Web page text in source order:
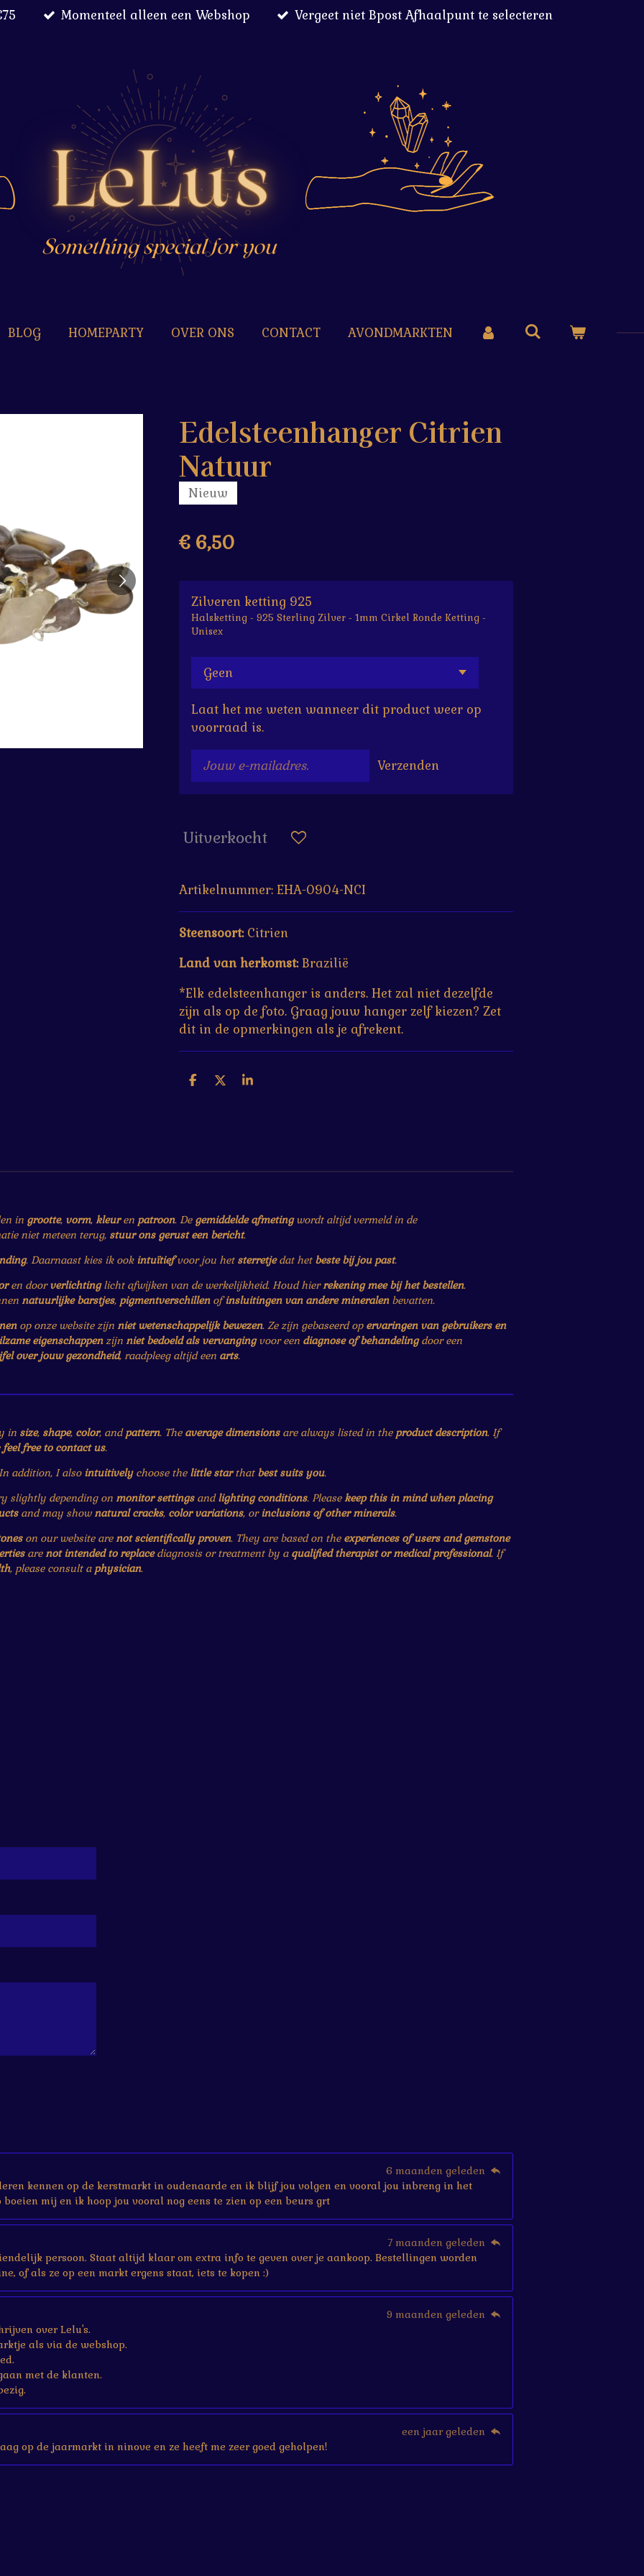
Momenteel alleen een Webshop Vergeet niet Bpost Afhaalpunt te selecteren
BLOG HOMEPARTY OVER ONS CONTACT AVONDMARKTEN
Edelsteenhanger Citrien
Natuur
Nieuw
€ 6,50
Zilveren ketting 925
Halsketting - 925 Sterling Zilver - 1mm Cirkel Ronde Ketting -
Unisex
Laat het me weten wanneer dit product weer op
voorraad is.
Verzenden
Uitverkocht
Artikelnummer: EHA-0904-NCI
Steensoort: Citrien
Land van herkomst:Brazilië
*Elk edelsteenhanger is anders. Het zal niet dezelfde
zijn als op de foto. Graag jouw hanger zelf kiezen? Zet
dit in de opmerkingen als je afrekent.
D
D
S
in grootte, vorm, kleuren patroon. De gemiddelde afmetingwordt altijd vermeld in de
niet meteen terug, stuur ons gerust een bericht.
. Daarnaast kies ik ook intuïtiefvoor jou het sterretjedat het beste bij jou past.
en doorverlichtinglicht afwijken van de werkelijkheid. Houd hierrekening mee bij het bestellen.
natuurlijke barstjes, pigmentverschillenofinsluitingen van andere mineralenbevatten.
op onze website zijn niet wetenschappelijk bewezen. Ze zijn gebaseerd op ervaringen van gebruikers en
eigenschappenzijn niet bedoeld als vervangingvoor een diagnose of behandelingdoor een
over jouw gezondheid, raadpleeg altijd een arts.
in size, shape, color, andpattern. The average dimensionsare always listed in the product description. If
feel free to contact us.
addition, I also intuitivelychoose the little starthat best suits you.
slightly depending on monitor settingsandlighting conditions. Pleasekeep this in mind when placing
and may shownatural cracks, color variations, orinclusions of other minerals.
on our website arenot scientifically proven. They are based on the experiences of users and gemstone
arenot intended to replacediagnosis or treatment by a qualified therapist or medical professional. If
, please consult a physician.
6 maanden geleden
kennen op de kerstmarkt in oudenaarde en ik blijf jou volgen en vooral jou inbreng in het
mij en ik hoop jou vooral nog eens te zien op een beurs grt
7 maanden geleden
persoon. Staat altijd klaar om extra info te geven over je aankoop. Bestellingen worden
of als ze op een markt ergens staat, iets te kopen :)
9 maanden geleden
over Lelu's.
als via de webshop.
met de klanten.
een jaar geleden
op de jaarmarkt in ninove en ze heeft me zeer goed geholpen!